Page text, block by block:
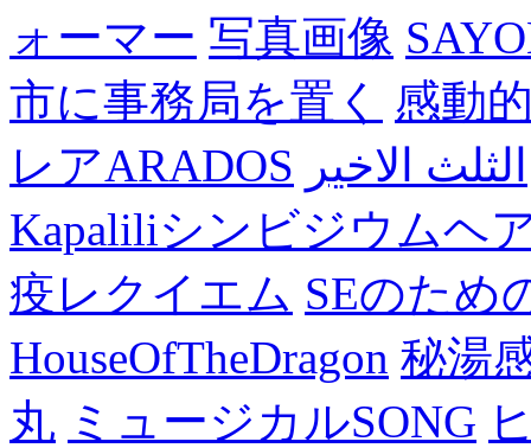
ォーマー 写真画像
市に事務局を置く
感動
レアARADOS الثلث الاخير
Kapaliliシンビジウムヘ
疫レクイエム SEのため
HouseOfTheDragon 秘湯
丸 ミュージカルSONG